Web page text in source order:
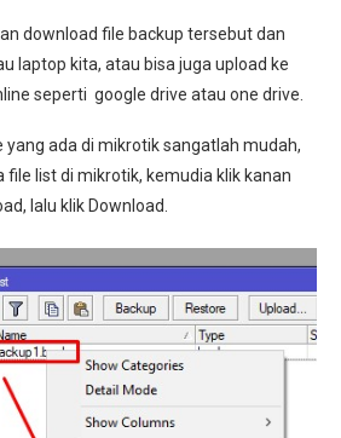
download file backup tersebut dan
laptop kita, atau bisa juga upload ke
seperti google drive atau one drive.
yang ada di mikrotik sangatlah mudah,
list di mikrotik, kemudia klik kanan
lalu klik Download.